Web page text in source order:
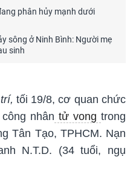
phân hủy mạnh dưới
sông ở Ninh Bình: Người mẹ
sinh
tối 19/8, cơ quan chức
nhân tử vongtrong
Tân Tạo, TPHCM. Nạn
N.T.D. (34 tuổi, ngụ